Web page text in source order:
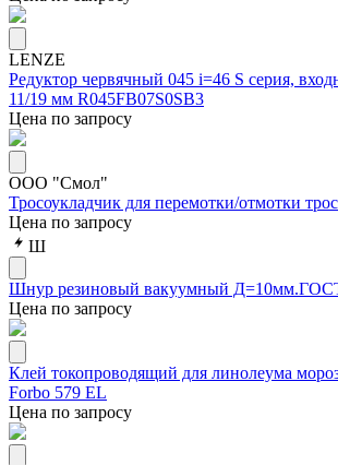
LENZE
Редуктор червячный 045 i=46 S серия,
11/19 мм R045FB07S0SB3
Цена по запросу
ООО "Смол"
Тросоукладчик для перемотки/отмотки
Цена по запросу
Ш
Шнур резиновый вакуумный
Цена по запросу
Клей токопроводящий для линолеума
Forbo 579 EL
Цена по запросу